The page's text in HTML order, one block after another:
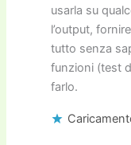
usarla su
l’output,
tutto senza
funzioni (test
farlo.